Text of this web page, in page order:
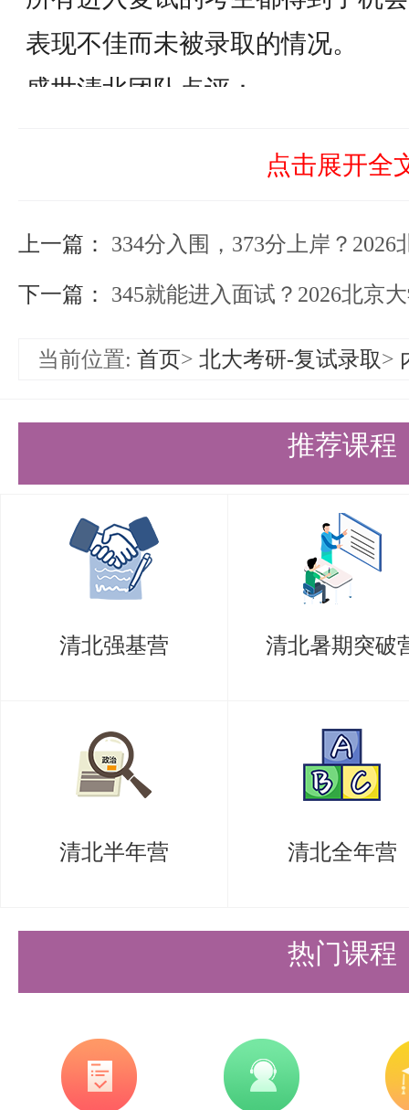
表现不佳而未被录取的情况。
盛世清北团队点评：
松。从数据中可以看到，不同初
录取，复试表现同样发挥了积极
根据复试办法，复试成绩与总成
政治素质、学科知识结构、科学
（1）笔试：包括专业知识及专
（2）面试：每名考生面试时间
需全程参加报到、笔试及面试各
2.复试成绩采用综合计分办法，
处于压线位置，只要复试表现良
录取。建议考生在初试复习过程
点击展开全
上一篇： 334分入围，373分上岸？2026北京大学医学部
下一篇： 345就能进入面试？2026北京大学地
当前位置: 首页> 北大考研-复试录取>
推荐课程
清北强基营 清北暑期突破
清北半年营 清北全年营
热门课程